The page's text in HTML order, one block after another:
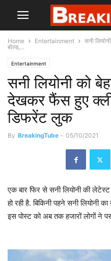
Home Entertainment
सनी
बोल्ड,...
Entertainment
सनी लियोनी को
देखकर फैंस हुए
डिफरेंट लुक
By BreakingTube - 05/10/2021
एक बार फिर से सनी लियोनी की
हो रही है. बिकिनी पहने सनी लियोनी
इस पोस्ट को अब तक हजारों लोगों ने